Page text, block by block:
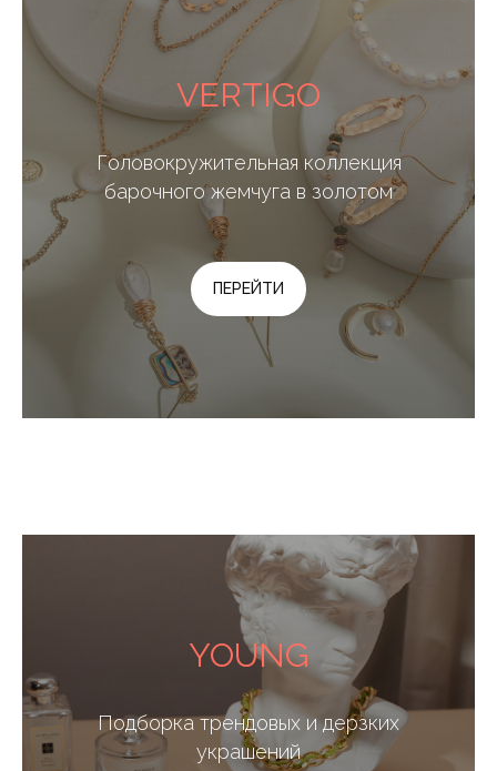
VERTIGO
Головокружительная коллекция
барочного жемчуга в золотом
ПЕРЕЙТИ
YOUNG
Подборка трендовых и дерзких
украшений